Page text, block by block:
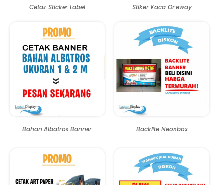
Cetak Sticker Label Stiker Kaca Oneway
Bahan Albatros Banner Backlite Neonbox